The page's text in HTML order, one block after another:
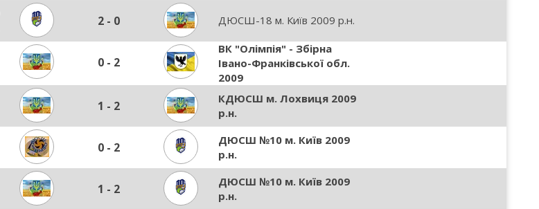
2 - 0 ДЮСШ-18 м. Київ 2009 р.н.
0 - 2
ВК "Олімпія" - Збірна
Івано-Франківської обл.
2009
1 - 2
КДЮСШ м. Лохвиця 2009
р.н.
0 - 2
ДЮСШ №10 м. Київ 2009
р.н.
1 - 2
ДЮСШ №10 м. Київ 2009
р.н.